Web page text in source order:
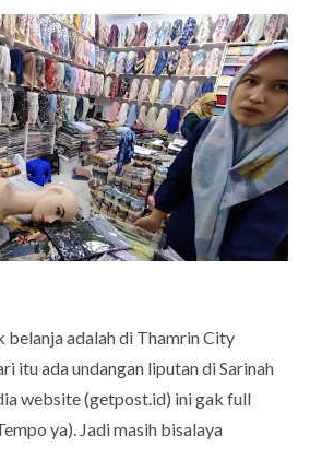
belanja adalah di Thamrin City
itu ada undangan liputan di Sarinah
website (getpost.id) ini gak full
ya). Jadi masih bisalaya